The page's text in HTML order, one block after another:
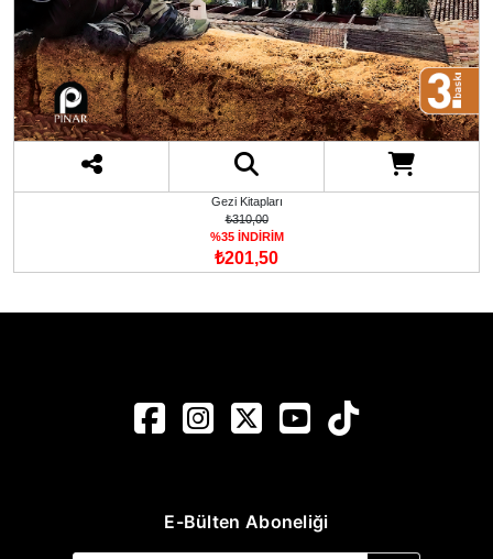
Gezi Kitapları
₺310,00
%35 İNDİRİM
₺201,50
E-Bülten Aboneliği